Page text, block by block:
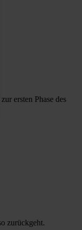
ersten Phase des
zurückgeht.